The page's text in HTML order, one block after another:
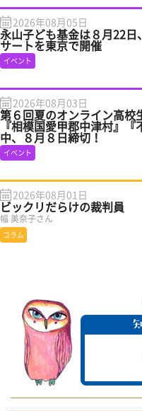
2026年08月05日
永山子ども基金は８月22
サートを東京で開催
イベント
2026年08月03日
第６回夏のオンライン高校
『相模国愛甲郡中津村』『
中、８月８日締切！
イベント
2026年08月01日
ビックリだらけの裁判員
幅 美奈子さん
コラム